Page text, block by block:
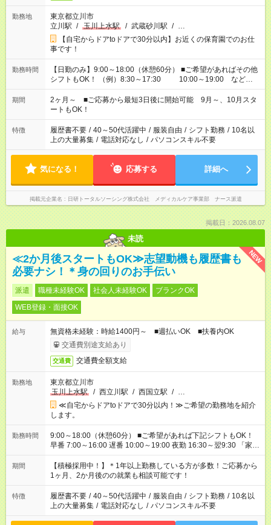
勤務地
東京都立川市
立川駅 / 玉川上水駅 / 武蔵砂川駅 / …
【自宅からドアtoドアで30分以内】お近くの保育園でのお仕
事です！
勤務時間
【日勤のみ】9:00～18:00（休憩60分） ■ご希望があればその他
シフトもOK！ （例）8:30～17:30 10:00～19:00 など
「家族とお休みを合わせたい」 「余裕を持って夕飯の準備がし
たい」 「できれば残業はしたくない」 など、ご希望があれば教
えてくださいね。 ※Wワーク希望の方へ 今ご覧のお仕事で希望
する勤務時間と、もう1つのお仕事の勤務時間。 合計で週40時
間を超える場合は応募できません
期間
2ヶ月～ ■ご応募から最短3日後に開始可能 9月～、10月スタ
ートもOK！
特徴 履歴書不要 / 40～50代活躍中 / 服装自由 / シフト勤務 / 10名以
上の大量募集 / 電話対応なし / パソコンスキル不要
気になる！ 応募する 詳細へ
掲載元企業名 日研トータルソーシング株式会社 メディカルケア事業部 ナース派遣
掲載日：2026.08.07
未読
NEW
≪2か月後スタートもOK≫志望動機も履歴書も
必要ナシ！＊身の回りのお手伝い
派遣 職種未経験OK 社会人未経験OK
ブランクOK
WEB登録・面接OK
給与
無資格未経験：時給1400円～ ■週払いOK ■扶養内OK
交通費別途支給あり
交通費 交通費全額支給
勤務地
東京都立川市
玉川上水駅
/ 西立川駅 / 西国立駅 / …
≪自宅からドアtoドアで30分以内！≫ご希望の勤務地を紹介
します。
勤務時間
9:00～18:00（休憩60分） ■ご希望があれば下記シフトもOK！
早番 7:00～16:00 遅番 10:00～19:00 夜勤 16:30～翌9:30 「家族
と休みを合わせたい」 「余裕を持って夕飯の準備がしたい」
「できれば残業はしたくない」 など、ご希望を教えてください
ね。 ※Wワーク希望の方へ 今ご覧のお仕事で希望する勤務時間
と、もう1つのお仕事の勤務時間が 合計で週40時間を超える場
合は応募できません。
期間
【積極採用中！】＊1年以上勤務している方が多数！ご応募から
1ヶ月、2か月後のの就業も相談可能です！
特徴 履歴書不要 / 40～50代活躍中 / 服装自由 / シフト勤務 / 10名以
上の大量募集 / 電話対応なし / パソコンスキル不要